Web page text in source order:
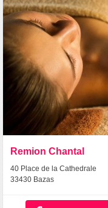
Remion Chantal
40 Place de la Cathedrale
33430 Bazas